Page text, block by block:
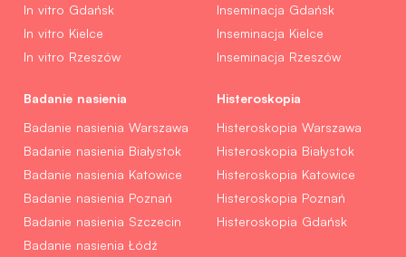
In vitro Gdańsk
In vitro Kielce
In vitro Rzeszów
Inseminacja Gdańsk
Inseminacja Kielce
Inseminacja Rzeszów
Badanie nasienia
Badanie nasienia Warszawa
Badanie nasienia Białystok
Badanie nasienia Katowice
Badanie nasienia Poznań
Badanie nasienia Szczecin
Badanie nasienia Łódź
Histeroskopia
Histeroskopia Warszawa
Histeroskopia Białystok
Histeroskopia Katowice
Histeroskopia Poznań
Histeroskopia Gdańsk